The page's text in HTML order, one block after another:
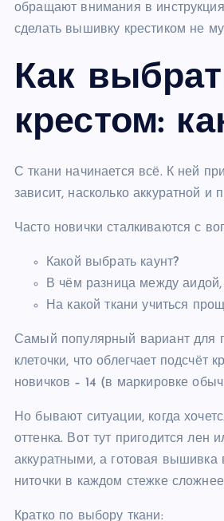
обращают внимания в
сделать вышивку крестиком не
Как
крестом:
С ткани начинается всё. К ней
зависит, насколько аккуратной и
Часто новички сталкиваются с
Какой выбрать каунт?
В чём разница между
На какой ткани учиться
Самый популярный вариант для
клеточки, что облегчает
новичков – 14 (в маркировке
Но бывают ситуации, когда
оттенка. Вот тут пригодится лен
аккуратными, а готовая вышивка
ниточки в каждом стежке
Кратко по выбору ткани: